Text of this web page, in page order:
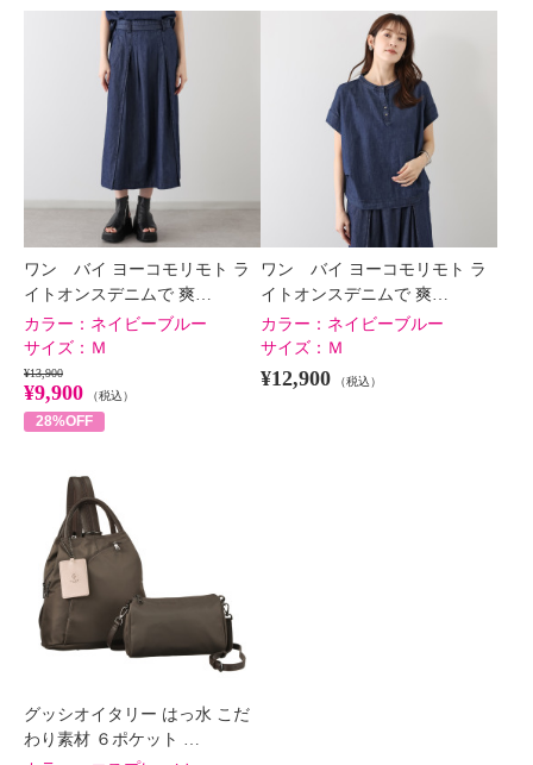
ワン バイ ヨーコモリモト ラ
イトオンスデニムで 爽…
カラー： ネイビーブルー
サイズ： Ｍ
¥13,900
¥9,900 （税込）
28%OFF
ワン バイ ヨーコモリモト ラ
イトオンスデニムで 爽…
カラー： ネイビーブルー
サイズ： Ｍ
¥12,900 （税込）
グッシオイタリー はっ水 こだ
わり素材 ６ポケット …